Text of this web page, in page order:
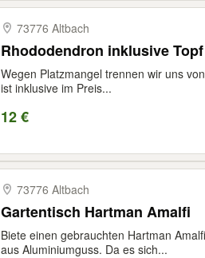
73776 Altbach
Rhododendron inklusive Topf
Wegen Platzmangel trennen wir uns
ist inklusive im Preis...
12 €
73776 Altbach
Gartentisch Hartman Amalfi
Biete einen gebrauchten Hartman
aus Aluminiumguss. Da es sich...